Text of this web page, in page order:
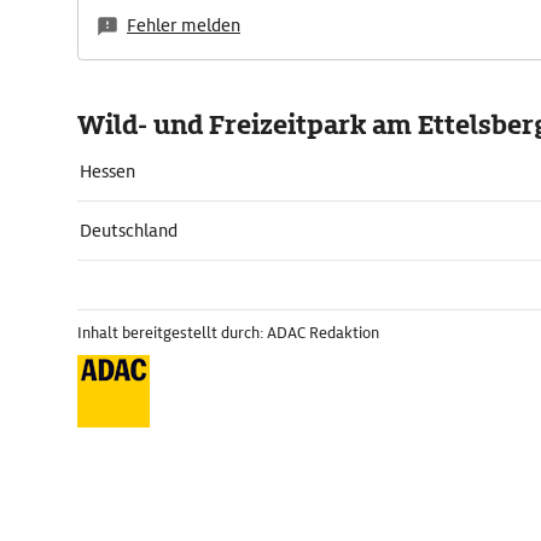
Fehler melden
Wild- und Freizeitpark am
Hessen
Deutschland
Inhalt bereitgestellt durch: ADAC Redaktion